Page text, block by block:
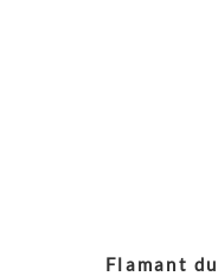
Flamant